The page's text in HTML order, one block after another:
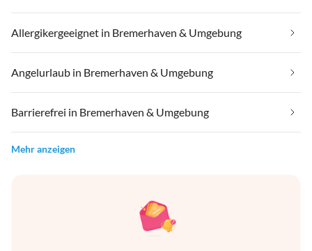
Allergikergeeignet in Bremerhaven & Umgebung
Angelurlaub in Bremerhaven & Umgebung
Barrierefrei in Bremerhaven & Umgebung
Mehr anzeigen